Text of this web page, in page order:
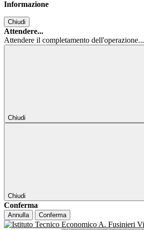
Informazione
Chiudi
Attendere...
Attendere il completamento dell'operazione...
Chiudi
Chiudi
Conferma
Annulla Conferma